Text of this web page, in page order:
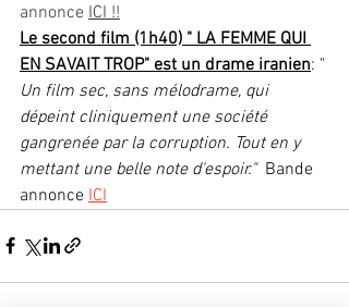
annonce ICI !!
Le second film (1h40) " LA FEMME QUI
EN SAVAIT TROP" est un drame iranien: "
Un film sec, sans mélodrame, qui
dépeint cliniquement une société
gangrenée par la corruption. Tout en y
mettant une belle note d'espoir." Bande
annonce ICI